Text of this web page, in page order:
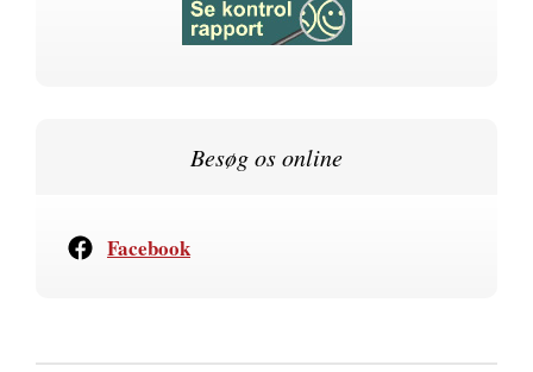
Besøg os online
Facebook